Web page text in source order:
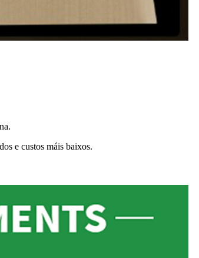
e custos máis baixos.